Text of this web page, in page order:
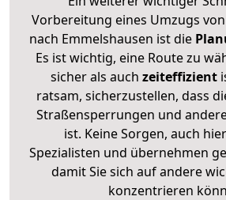
Vorbereitung eines Umzugs
nach Emmelshausen ist die
Es ist wichtig, eine Route zu
sicher als auch zeiteffizient
ratsam, sicherzustellen, dass
Straßensperrungen und
ist. Keine Sorgen, auch
Spezialisten und übernehmen
damit Sie sich auf andere
konzentrieren